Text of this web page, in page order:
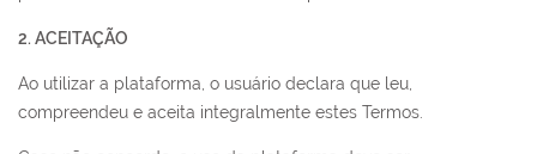
2. ACEITAÇÃO
Ao utilizar a plataforma, o usuário declara que leu,
compreendeu e aceita integralmente estes Termos.